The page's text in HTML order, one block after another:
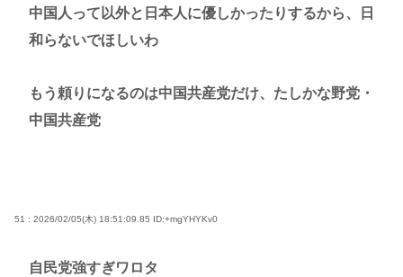
中国人って以外と日本人に優しかったりするから、日
和らないでほしいわ
もう頼りになるのは中国共産党だけ、たしかな野党・
中国共産党
51 : 2026/02/05(木) 18:51:09.85 ID:+mgYHYKv0
自民党強すぎワロタ